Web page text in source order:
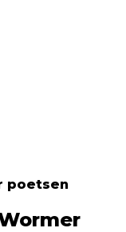
poetsen